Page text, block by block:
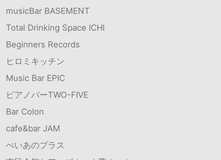
musicBar BASEMENT
Total Drinking Space ICHI
Beginners Records
ヒロミキッチン
Music Bar EPIC
ピアノバーTWO-FIVE
Bar Colon
cafe&bar JAM
ぺいあのプラス